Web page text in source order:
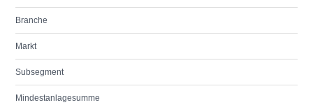
Branche
Markt
Subsegment
Mindestanlagesumme